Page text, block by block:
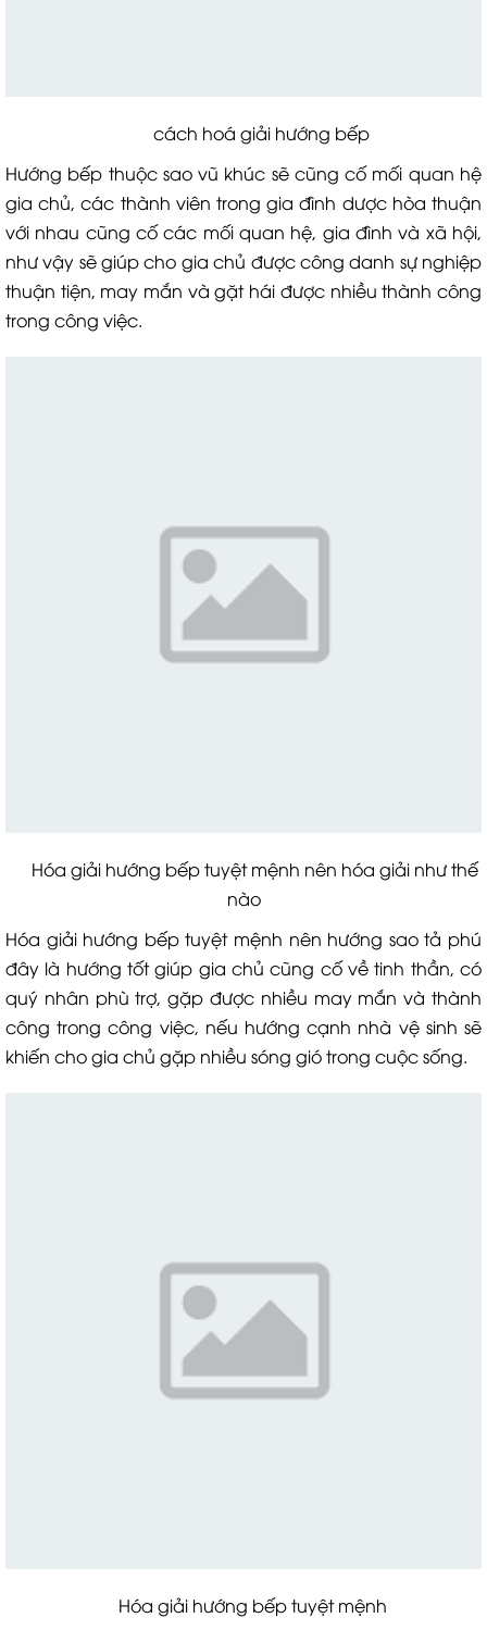
cách hoá giải hướng bếp
Hướng bếp thuộc sao vũ khúc sẽ cũng cố mối quan hệ
gia chủ, các thành viên trong gia đình dược hòa thuận
với nhau cũng cố các mối quan hệ, gia đình và xã hội,
như vậy sẽ giúp cho gia chủ được công danh sự nghiệp
thuận tiện, may mắn và gặt hái được nhiều thành công
trong công việc.
Hóa giải hướng bếp tuyệt mệnh nên hóa giải như thế
nào
Hóa giải hướng bếp tuyệt mệnh nên hướng sao tả phú
đây là hướng tốt giúp gia chủ cũng cố về tinh thần, có
quý nhân phù trợ, gặp được nhiều may mắn và thành
công trong công việc, nếu hướng cạnh nhà vệ sinh sẽ
khiến cho gia chủ gặp nhiều sóng gió trong cuộc sống.
Hóa giải hướng bếp tuyệt mệnh